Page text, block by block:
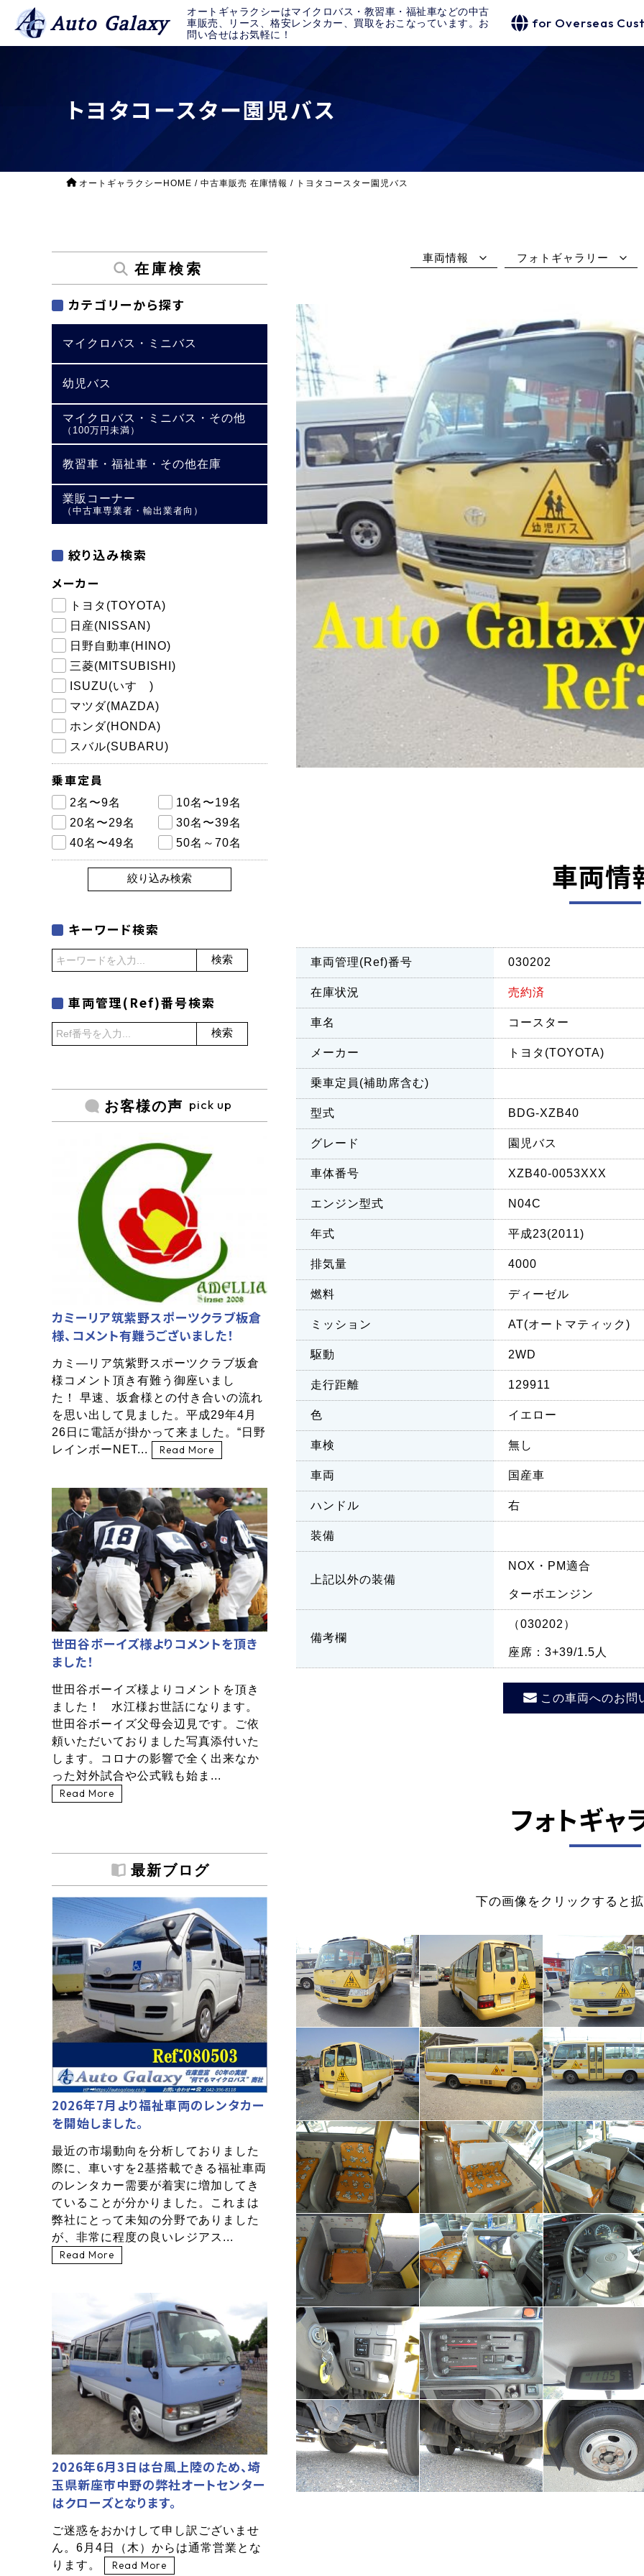
Auto Galaxy
オートギャラクシーはマイクロバス・教習車・福祉車などの中古
車販売、リース、格安レンタカー、買取をおこなっています。お
問い合せはお気軽に！
for Overseas
トヨタコースター園児バス
オートギャラクシーHOME / 中古車販売 在庫情報 / トヨタコースター園児バス
車両情報 フォトギャラリー
車両情
車両管理(Ref)番号 030202
在庫状況 売約済
車名 コースター
メーカー トヨタ(TOYOTA)
乗車定員(補助席含む)
型式 BDG-XZB40
グレード 園児バス
車体番号 XZB40-0053XXX
エンジン型式 N04C
年式 平成23(2011)
排気量 4000
燃料 ディーゼル
ミッション AT(オートマティック)
駆動 2WD
走行距離 129911
色 イエロー
車検 無し
車両 国産車
ハンドル 右
装備
上記以外の装備
NOX・PM適合
ターボエンジン
備考欄
（030202）
座席：3+39/1.5人
この車両へのお問
フォトギャ
下の画像をクリックすると
在庫検索
カテゴリーから探す
マイクロバス・ミニバス
幼児バス
マイクロバス・ミニバス・その他
（100万円未満）
教習車・福祉車・その他在庫
業販コーナー
（中古車専業者・輸出業者向）
絞り込み検索
メーカー
トヨタ(TOYOTA)
日産(NISSAN)
日野自動車(HINO)
三菱(MITSUBISHI)
ISUZU(いすゞ)
マツダ(MAZDA)
ホンダ(HONDA)
スバル(SUBARU)
乗車定員
2名〜9名
10名〜19名
20名〜29名
30名〜39名
40名〜49名
50名～70名
絞り込み検索
キーワード検索
検索
車両管理(Ref)番号検索
検索
お客様の声 pick up
カミーリア筑紫野スポーツクラブ板倉
様、コメント有難うございました！
カミ―リア筑紫野スポーツクラブ坂倉
様コメント頂き有難う御座いまし
た！ 早速、坂倉様との付き合いの流れ
を思い出して見ました。平成29年4月
26日に電話が掛かって来ました。“日野
レインボーNET...
Read More
世田谷ボーイズ様よりコメントを頂き
ました！
世田谷ボーイズ様よりコメントを頂き
ました！ 水江様お世話になります。
世田谷ボーイズ父母会辺見です。ご依
頼いただいておりました写真添付いた
します。コロナの影響で全く出来なか
った対外試合や公式戦も始ま...
Read More
最新ブログ
2026年7月より福祉車両のレンタカー
を開始しました。
最近の市場動向を分析しておりました
際に、車いすを2基搭載できる福祉車両
のレンタカー需要が着実に増加してき
ていることが分かりました。これまは
弊社にとって未知の分野でありました
が、非常に程度の良いレジアス...
Read More
2026年6月3日は台風上陸のため、埼
玉県新座市中野の弊社オートセンター
はクローズとなります。
ご迷惑をおかけして申し訳ございませ
ん。6月4日（木）からは通常営業とな
ります。
Read More